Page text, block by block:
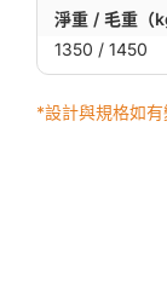
淨重 / 毛重（
1350 / 1450
*設計與規格如有